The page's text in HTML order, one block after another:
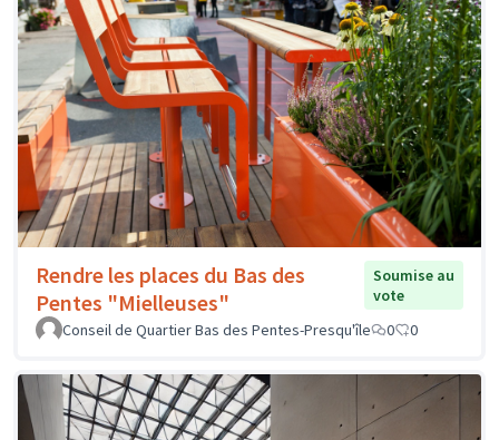
Rendre les places du Bas des
Pentes "Mielleuses"
Soumise au
vote
Conseil de Quartier Bas des Pentes-Presqu'île
0 0